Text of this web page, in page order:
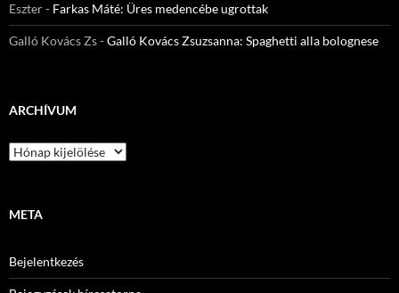
Eszter- Farkas Máté: Üres medencébe ugrottak
Galló Kovács Zs-Galló Kovács Zsuzsanna: Spaghetti alla bolognese
ARCHÍVUM
Archívum
META
Bejelentkezés